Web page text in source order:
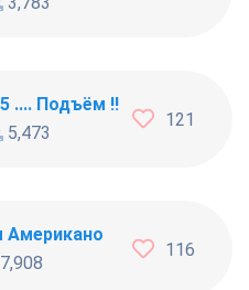
.... Подъём !!!
5,473
121
Американо
116